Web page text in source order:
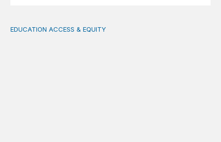
Nutriéndonos de la sabiduría de las maestras
EDUCATION ACCESS & EQUITY